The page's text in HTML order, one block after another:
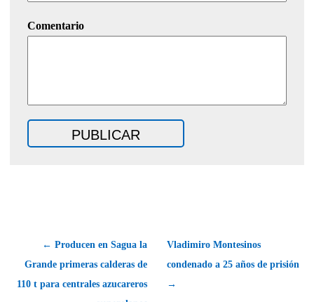
Comentario
← Producen en Sagua la
Grande primeras calderas de
110 t para centrales azucareros
Vladimiro Montesinos
condenado a 25 años de prisión
→